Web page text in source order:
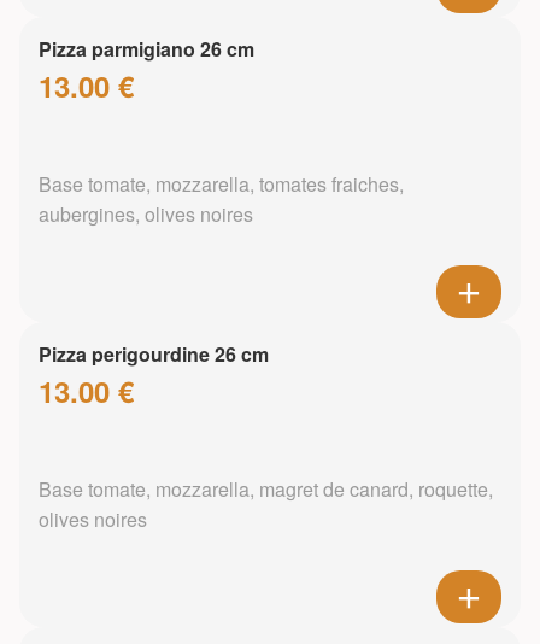
Pizza parmigiano 26 cm
13.00 €
Base tomate, mozzarella, tomates fraiches,
aubergines, olives noires
Pizza perigourdine 26 cm
13.00 €
Base tomate, mozzarella, magret de canard, roquette,
olives noires